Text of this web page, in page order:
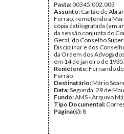
Pasta:00345.002.003
Assunto: Cartão de
Ferrão, remetendo a
cópia datilografada (em
da sessão conjunta do
Geral, do Conselho
Disciplinar e dos
da Ordem dos
em 14 de janeiro de
Remetente:Fernando
Ferrão
Destinatário:Mário
Data:Segunda, 29 de
Fundo:AMS - Arquivo
Tipo Documental:
Página(s): 8